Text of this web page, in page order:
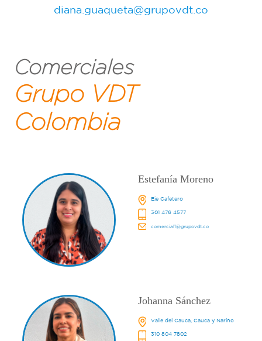
diana.guaqueta@grupovdt.co
Comerciales
Grupo VDT
Colombia
Estefanía Moreno
Eje Cafetero
301 476 4577
comercial1@grupovdt.co
Johanna Sánchez
Valle del Cauca, Cauca y Nariño
310 804 7802